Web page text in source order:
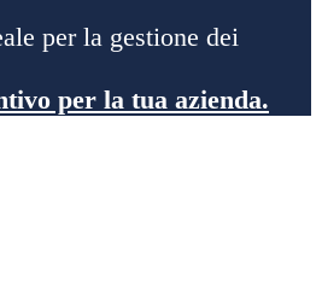
per la gestione dei
per la tua azienda.